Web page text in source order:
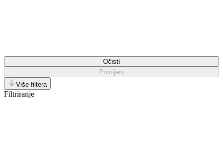
Očisti
Primijeni
Više filtera
Filtriranje